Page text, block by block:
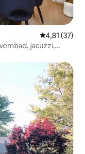
Gemiddelde
4,81 (37)
jacuzzi,